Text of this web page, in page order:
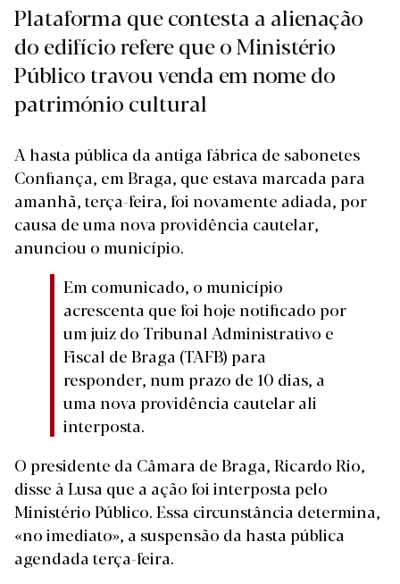
Plataforma que contesta a alienação
do edifício refere que o Ministério
Público travou venda em nome do
património cultural
A hasta pública da antiga fábrica de sabonetes
Confiança, em Braga, que estava marcada para
amanhã, terça-feira, foi novamente adiada, por
causa de uma nova providência cautelar,
anunciou o município.
Em comunicado, o município
acrescenta que foi hoje notificado por
um juiz do Tribunal Administrativo e
Fiscal de Braga (TAFB) para
responder, num prazo de 10 dias, a
uma nova providência cautelar ali
interposta.
O presidente da Câmara de Braga, Ricardo Rio,
disse à Lusa que a ação foi interposta pelo
Ministério Público. Essa circunstância determina,
«no imediato», a suspensão da hasta pública
agendada terça-feira.